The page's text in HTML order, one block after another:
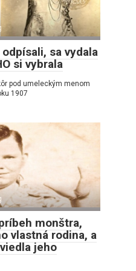
sa vydala
si vybrala
pod umeleckým menom
1907
monštra,
vlastná rodina, a
jeho